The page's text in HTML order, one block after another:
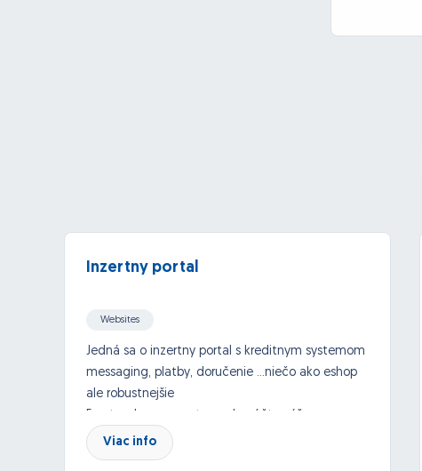
Inzertny portal
Websites
Jedná sa o inzertny portal s kreditnym systemom
messaging, platby, doručenie ...niečo ako eshop
ale robustnejšie
framework!
Viac info